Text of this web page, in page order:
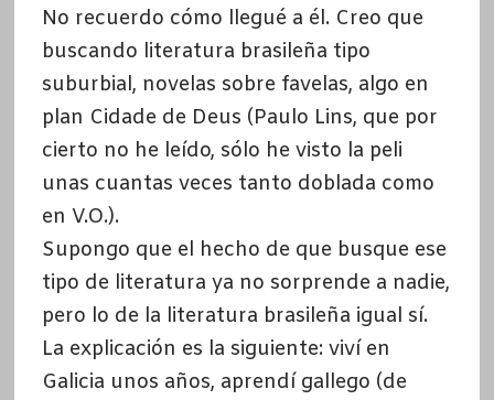
No recuerdo cómo llegué a él. Creo que
buscando literatura brasileña tipo
suburbial, novelas sobre favelas, algo en
plan Cidade de Deus (Paulo Lins, que por
cierto no he leído, sólo he visto la peli
unas cuantas veces tanto doblada como
en V.O.).
Supongo que el hecho de que busque ese
tipo de literatura ya no sorprende a nadie,
pero lo de la literatura brasileña igual sí.
La explicación es la siguiente: viví en
Galicia unos años, aprendí gallego (de